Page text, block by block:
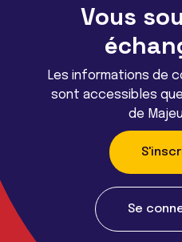
Vous
Les informations de
sont accessibles
de
Se